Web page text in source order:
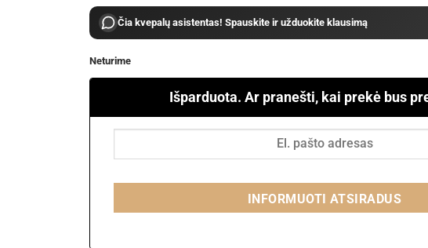
Čia kvepalų asistentas! Spauskite ir užduokite klausimą
Neturime
Išparduota. Ar pranešti, kai prekė bus
INFORMUOTI ATSIRADUS